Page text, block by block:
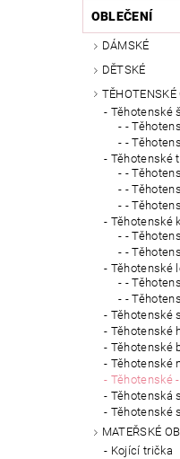
OBLEČENÍ
DÁMSKÉ
DĚTSKÉ
TĚHOTENSKÉ
Těhotenské
-
-
Těhotenské
-
-
-
Těhotenské
-
-
Těhotenské
-
-
Těhotenské
Těhotenské
Těhotenské
Těhotenské
Těhotenské
Těhotenská
Těhotenské
MATEŘSKÉ
Kojící trička